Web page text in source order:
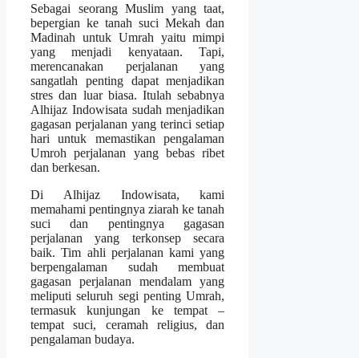
Sebagai seorang Muslim yang taat,
bepergian ke tanah suci Mekah dan
Madinah untuk Umrah yaitu mimpi
yang menjadi kenyataan. Tapi,
merencanakan perjalanan yang
sangatlah penting dapat menjadikan
stres dan luar biasa. Itulah sebabnya
Alhijaz Indowisata sudah menjadikan
gagasan perjalanan yang terinci setiap
hari untuk memastikan pengalaman
Umroh perjalanan yang bebas ribet
dan berkesan.
Di Alhijaz Indowisata, kami
memahami pentingnya ziarah ke tanah
suci dan pentingnya gagasan
perjalanan yang terkonsep secara
baik. Tim ahli perjalanan kami yang
berpengalaman sudah membuat
gagasan perjalanan mendalam yang
meliputi seluruh segi penting Umrah,
termasuk kunjungan ke tempat –
tempat suci, ceramah religius, dan
pengalaman budaya.